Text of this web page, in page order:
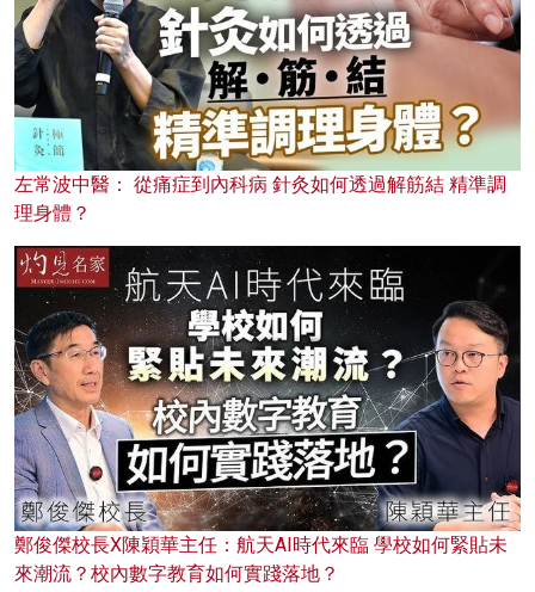
左常波中醫： 從痛症到內科病 針灸如何透過解筋結 精準調
理身體？
鄭俊傑校長X陳穎華主任：航天AI時代來臨 學校如何緊貼未
來潮流？校內數字教育如何實踐落地？